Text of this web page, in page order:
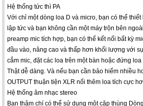
Hệ thống tức thì PA
Với chỉ một dòng loa D và micro, bạn có thể thiết
lập tức và bạn không cần một máy trộn bên
preamp mic tích hợp, bạn có thể kết nối bất kỳ
đầu vào, nâng cao và thấp hơn khối lượng với
cắm mic, đặt các loa trên một bàn hoặc đứng
Thật dễ dàng. Và nếu bạn cần bảo hiểm nhiều
OUTPUT thuận tiện XLR nối thêm loa tích cực
Hệ thống âm nhạc stereo
Bạn thậm chí có thể sử dụng một cặp thùng